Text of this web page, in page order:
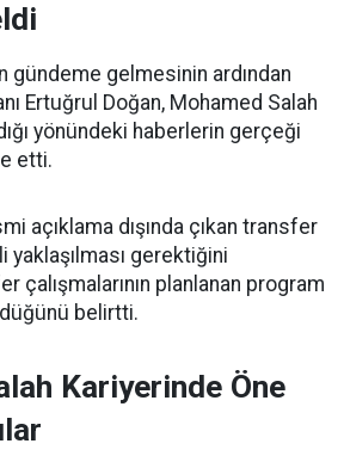
gündeme gelmesinin ardından
Ertuğrul Doğan, Mohamed Salah
yönündeki haberlerin gerçeği
etti.
açıklama dışında çıkan transfer
yaklaşılması gerektiğini
çalışmalarının planlanan program
belirtti.
Kariyerinde Öne